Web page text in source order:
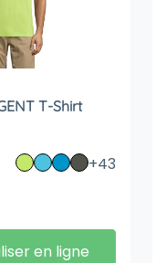
T-Shirt
+43
en ligne